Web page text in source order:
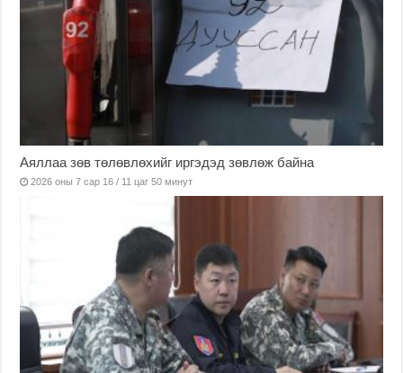
Аяллаа зөв төлөвлөхийг иргэдэд зөвлөж байна
2026 оны 7 сар 16 / 11 цаг 50 минут